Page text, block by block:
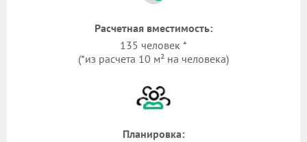
Расчетная вместимость:
135 человек *
(*из расчета 10 м² на человека)
Планировка: